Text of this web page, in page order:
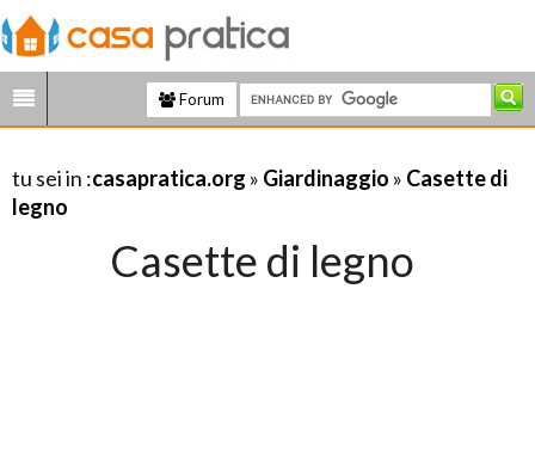
Forum
tu sei in :casapratica.org » Giardinaggio » Casette di
legno
Casette di legno